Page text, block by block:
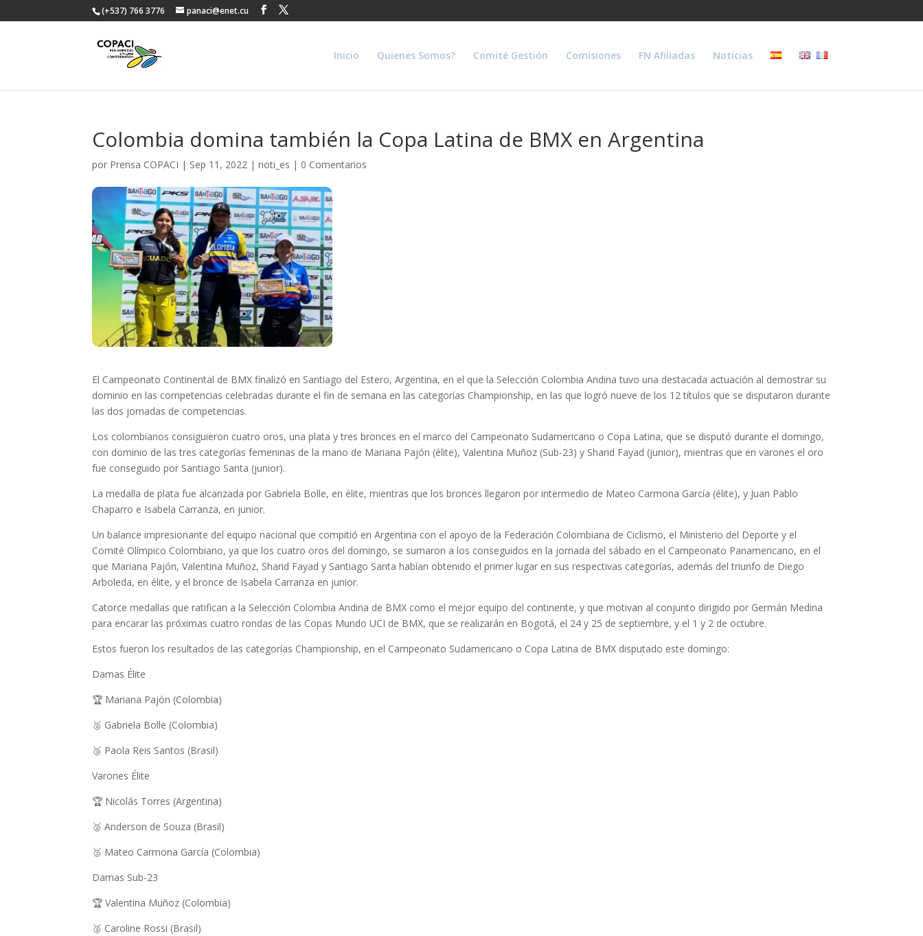
(+537) 766 3776 panaci@enet.cu
Inicio Quienes Somos? Comité Gestión Comisiones FN Afiliadas Noticias
Colombia domina también la Copa Latina de BMX en Argentina
por Prensa COPACI | Sep 11, 2022 |noti_es | 0 Comentarios
El Campeonato Continental de BMX finalizó en Santiago del Estero, Argentina, en el que la Selección Colombia Andina tuvo una destacada actuación al demostrar su
dominio en las competencias celebradas durante el fin de semana en las categorías Championship, en las que logró nueve de los 12 títulos que se disputaron durante
las dos jornadas de competencias.
Los colombianos consiguieron cuatro oros, una plata y tres bronces en el marco del Campeonato Sudamericano o Copa Latina, que se disputó durante el domingo,
con dominio de las tres categorías femeninas de la mano de Mariana Pajón (élite), Valentina Muñoz (Sub-23) y Sharid Fayad (junior), mientras que en varones el oro
fue conseguido por Santiago Santa (junior).
La medalla de plata fue alcanzada por Gabriela Bolle, en élite, mientras que los bronces llegaron por intermedio de Mateo Carmona García (élite), y Juan Pablo
Chaparro e Isabela Carranza, en junior.
Un balance impresionante del equipo nacional que compitió en Argentina con el apoyo de la Federación Colombiana de Ciclismo, el Ministerio del Deporte y el
Comité Olímpico Colombiano, ya que los cuatro oros del domingo, se sumaron a los conseguidos en la jornada del sábado en el Campeonato Panamericano, en el
que Mariana Pajón, Valentina Muñoz, Sharid Fayad y Santiago Santa habían obtenido el primer lugar en sus respectivas categorías, además del triunfo de Diego
Arboleda, en élite, y el bronce de Isabela Carranza en junior.
Catorce medallas que ratifican a la Selección Colombia Andina de BMX como el mejor equipo del continente, y que motivan al conjunto dirigido por Germán Medina
para encarar las próximas cuatro rondas de las Copas Mundo UCI de BMX, que se realizarán en Bogotá, el 24 y 25 de septiembre, y el 1 y 2 de octubre.
Estos fueron los resultados de las categorías Championship, en el Campeonato Sudamericano o Copa Latina de BMX disputado este domingo:
Damas Élite
🏆 Mariana Pajón (Colombia)
🥈 Gabriela Bolle (Colombia)
🥉 Paola Reis Santos (Brasil)
Varones Élite
🏆 Nicolás Torres (Argentina)
🥈 Anderson de Souza (Brasil)
🥉 Mateo Carmona García (Colombia)
Damas Sub-23
🏆 Valentina Muñoz (Colombia)
🥈 Caroline Rossi (Brasil)